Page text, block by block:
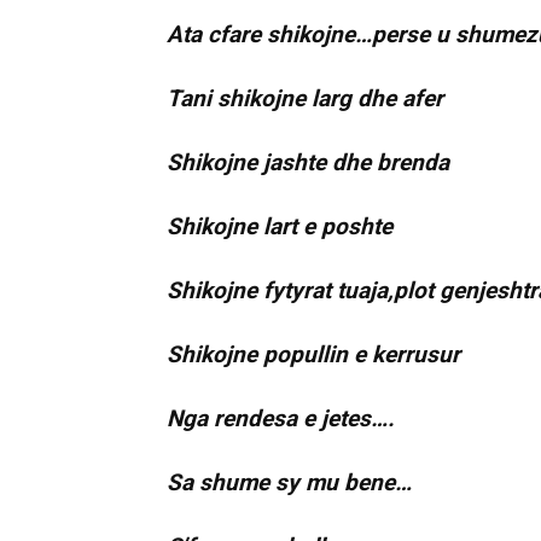
Ata cfare shikojne…perse u
Tani shikojne larg dhe afer
Shikojne jashte dhe brenda
Shikojne lart e poshte
Shikojne fytyrat tuaja,plot
Shikojne popullin e kerrusur
Nga rendesa e jetes….
Sa shume sy mu bene…